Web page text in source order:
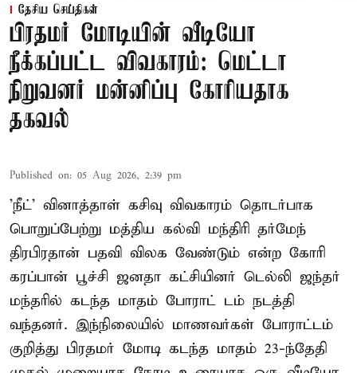
தேசிய செய்திகள்
பிரதமர் மோடியின் வீடியோ
நீக்கப்பட்ட விவகாரம்: மெட்டா
நிறுவனர் மன்னிப்பு கோரியதாக
தகவல்
Published on: 05 Aug 2026, 2:39 pm
'நீட்' வினாத்தாள் கசிவு விவகாரம் தொடர்பாக
பொறுப்பேற்று மத்திய கல்வி மந்திரி தர்மேந்
திரபிரதான் பதவி விலக வேண்டும் என்ற கோரி
கரப்பான் பூச்சி ஜனதா கட்சியினர் டெல்லி ஜந்தர்
மந்தரில் கடந்த மாதம் போராட் டம் நடத்தி
வந்தனர். இந்நிலையில் மாணவர்கள் போராட்டம்
குறித்து பிரதமர் மோடி கடந்த மாதம் 23-ந்தேதி